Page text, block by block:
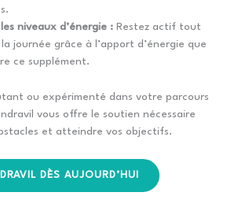
niveaux d’énergie : Restez actif tout
journée grâce à l’apport d’énergie que
ce supplément.
ou expérimenté dans votre parcours
vous offre le soutien nécessaire
et atteindre vos objectifs.
DÈS AUJOURD’HUI